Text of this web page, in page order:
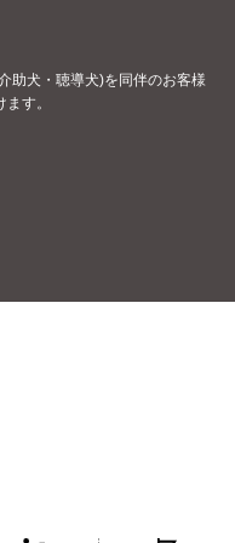
助犬・聴導犬)を同伴のお客様
す。